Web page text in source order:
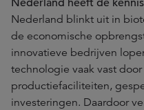
Nederland heeft de
Nederland blinkt uit in
de economische
innovatieve bedrijven
technologie vaak vast
productiefaciliteiten,
investeringen. Daardoor